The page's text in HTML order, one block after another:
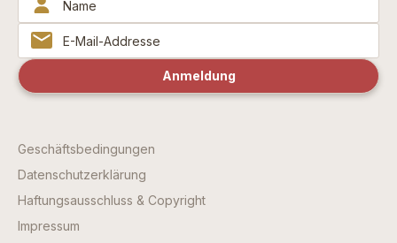
Geschäftsbedingungen
Datenschutzerklärung
Haftungsausschluss & Copyright
Impressum